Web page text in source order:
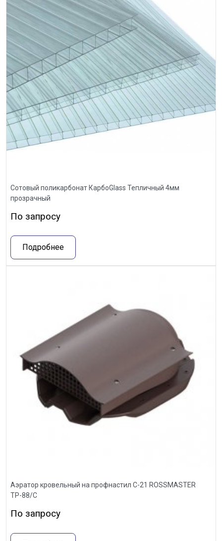
Сотовый поликарбонат КарбоGlass Тепличный 4мм
прозрачный
По запросу
Подробнее
Аэратор кровельный на профнастил С-21 ROSSMASTER
ТР-88/С
По запросу